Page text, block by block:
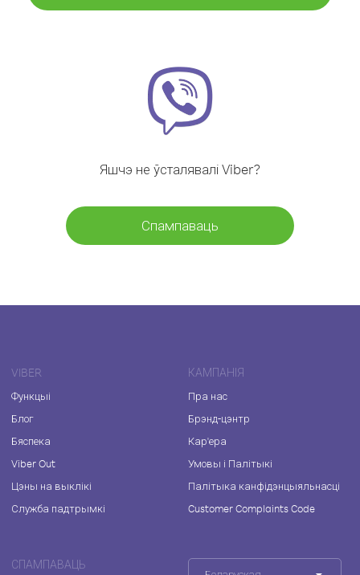
Яшчэ не ўсталявалі Viber?
Спампаваць
VIBER
Функцыі
Блог
Бяспека
Viber Out
Цэны на выклікі
Служба падтрымкі
КАМПАНІЯ
Пра нас
Брэнд-цэнтр
Кар'ера
Умовы і Палітыкі
Палітыка канфідэнцыяльнасці
Customer Complaints Code
СПАМПАВАЦЬ